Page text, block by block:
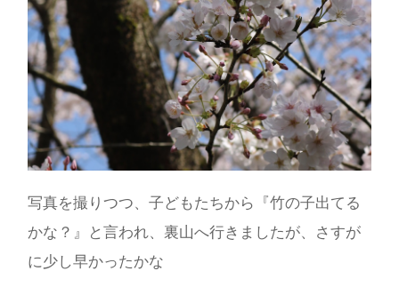
写真を撮りつつ、子どもたちから『竹の子出てる
かな？』と言われ、裏山へ行きましたが、さすが
に少し早かったかな